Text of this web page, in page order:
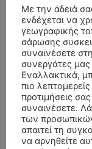
ΣΥΛΛΥΠΗΤΗΡΙΑ
Αλέξανδρος Σέρβος
ΧΑΡΑΛΑΜΠΟΣ
Με την άδειά
ενδέχεται να
γεωγραφικής
σάρωσης
συναινέσετε
συνεργάτες
Εναλλακτικά,
πιο
προτιμήσεις
συναινέσετε.
των
απαιτεί τη
να αρνηθείτε